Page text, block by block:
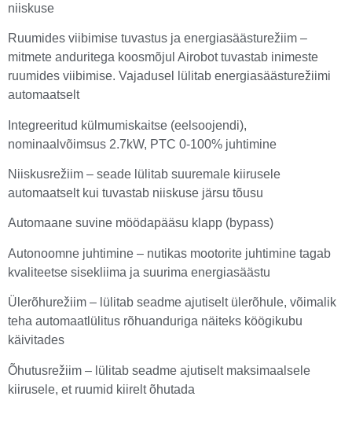
niiskuse
Ruumides viibimise tuvastus ja energiasäästurežiim –
mitmete anduritega koosmõjul Airobot tuvastab inimeste
ruumides viibimise. Vajadusel lülitab energiasäästurežiimi
automaatselt
Integreeritud külmumiskaitse (eelsoojendi),
nominaalvõimsus 2.7kW, PTC 0-100% juhtimine
Niiskusrežiim – seade lülitab suuremale kiirusele
automaatselt kui tuvastab niiskuse järsu tõusu
Automaane suvine möödapääsu klapp (bypass)
Autonoomne juhtimine – nutikas mootorite juhtimine tagab
kvaliteetse sisekliima ja suurima energiasäästu
Ülerõhurežiim – lülitab seadme ajutiselt ülerõhule, võimalik
teha automaatlülitus rõhuanduriga näiteks köögikubu
käivitades
Õhutusrežiim – lülitab seadme ajutiselt maksimaalsele
kiirusele, et ruumid kiirelt õhutada